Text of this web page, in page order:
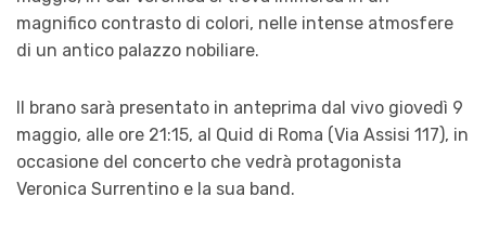
magnifico contrasto di colori, nelle intense atmosfere
di un antico palazzo nobiliare.
Il brano sarà presentato in anteprima dal vivo giovedì 9
maggio, alle ore 21:15, al Quid di Roma (Via Assisi 117), in
occasione del concerto che vedrà protagonista
Veronica Surrentino e la sua band.